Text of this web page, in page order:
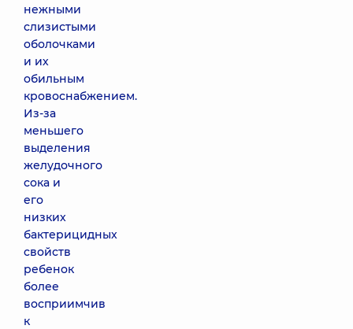
нежными
слизистыми
оболочками
и их
обильным
кровоснабжением.
Из-за
меньшего
выделения
желудочного
сока и
его
низких
бактерицидных
свойств
ребенок
более
восприимчив
к